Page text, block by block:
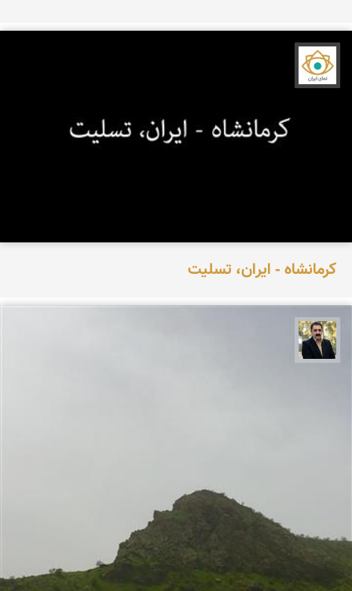
کرمانشاه - ایران، تسلیت